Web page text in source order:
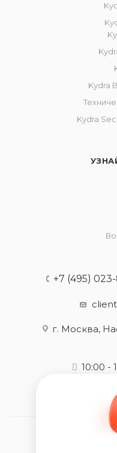
Kydra
Kydra
+7 (495)
г. Москва,
10:00 -